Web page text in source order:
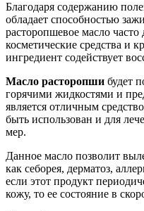
Благодаря содержанию
обладает способностью
расторопшевое масло
косметические средства и
ингредиент содействует
Масло расторопши будет
горячими жидкостями и
является отличным
быть использован и для
мер.
Данное масло позволит
как себорея, дерматоз,
если этот продукт
кожу, то ее состояние в